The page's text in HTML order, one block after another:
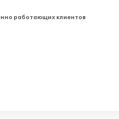
работающих клиентов